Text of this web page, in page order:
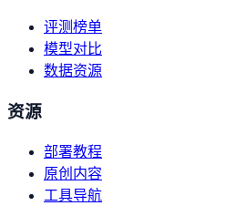
评测榜单
模型对比
数据资源
资源
部署教程
原创内容
工具导航